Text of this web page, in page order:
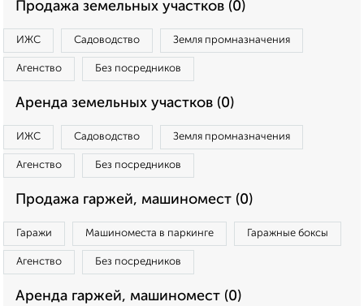
Продажа земельных участков (0)
ИЖС Садоводство Земля промназначения
Агенство Без посредников
Аренда земельных участков (0)
ИЖС Садоводство Земля промназначения
Агенство Без посредников
Продажа гаржей, машиномест (0)
Гаражи Машиноместа в паркинге Гаражные боксы
Агенство Без посредников
Аренда гаржей, машиномест (0)